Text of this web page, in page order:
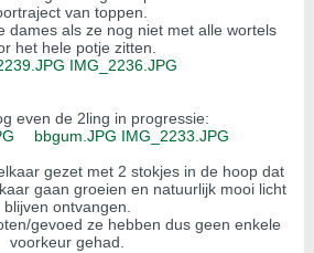
van toppen.
dames als ze nog niet met alle wortels
het hele potje zitten.
IMG_2236.JPG
even de 2ling in progressie:
bbgum.JPG IMG_2233.JPG
gezet met 2 stokjes in de hoop dat
gaan groeien en natuurlijk mooi licht
blijven ontvangen.
gevoed ze hebben dus geen enkele
voorkeur gehad.